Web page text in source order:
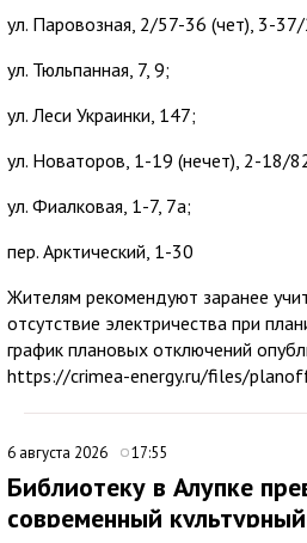
ул. Паровозная, 2/57-36 (чет), 3-
ул. Тюльпанная, 7, 9;
ул. Леси Украинки, 147;
ул. Новаторов, 1-19 (нечет), 2-18/
ул. Фиалковая, 1-7, 7а;
пер. Арктический, 1-30
Жителям рекомендуют заранее
отсутствие электричества при
график плановых отключений
https://crimea-energy.ru/files/
6 августа 2026 17:55
Библиотеку в Алупке
современный